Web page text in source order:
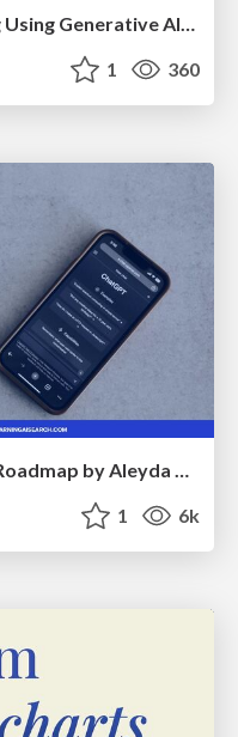
A Guide to Academic Writing Using Generative AI - A Workshop
1 360
1 6k